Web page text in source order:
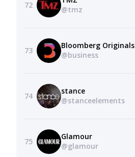
72
@tmz
73
Bloomberg Originals
@business
74
stance
@stanceelements
75
Glamour
@glamour